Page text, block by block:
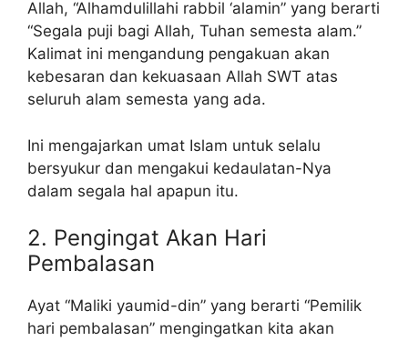
Allah, “Alhamdulillahi rabbil ‘alamin” yang berarti
“Segala puji bagi Allah, Tuhan semesta alam.”
Kalimat ini mengandung pengakuan akan
kebesaran dan kekuasaan Allah SWT atas
seluruh alam semesta yang ada.
Ini mengajarkan umat Islam untuk selalu
bersyukur dan mengakui kedaulatan-Nya
dalam segala hal apapun itu.
2. Pengingat Akan Hari
Pembalasan
Ayat “Maliki yaumid-din” yang berarti “Pemilik
hari pembalasan” mengingatkan kita akan